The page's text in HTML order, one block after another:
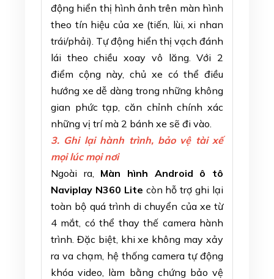
động hiển thị hình ảnh trên màn hình
theo tín hiệu của xe (tiến, lùi, xi nhan
trái/phải). Tự động hiển thị vạch đánh
lái theo chiều xoay vô lăng. Với 2
điểm cộng này, chủ xe có thể điều
hướng xe dễ dàng trong những không
gian phức tạp, căn chỉnh chính xác
những vị trí mà 2 bánh xe sẽ đi vào.
3. Ghi lại hành trình, bảo vệ tài xế
mọi lúc mọi nơi
Ngoài ra, Màn hình Android ô tô
Naviplay N360 Lite còn hỗ trợ ghi lại
toàn bộ quá trình di chuyển của xe từ
4 mắt, có thể thay thế camera hành
trình. Đặc biệt, khi xe không may xảy
ra va chạm, hệ thống camera tự động
khóa video, làm bằng chứng bảo vệ